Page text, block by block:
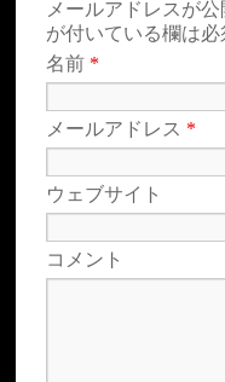
メールアドレスが
が付いている欄は
名前 *
メールアドレス *
ウェブサイト
コメント